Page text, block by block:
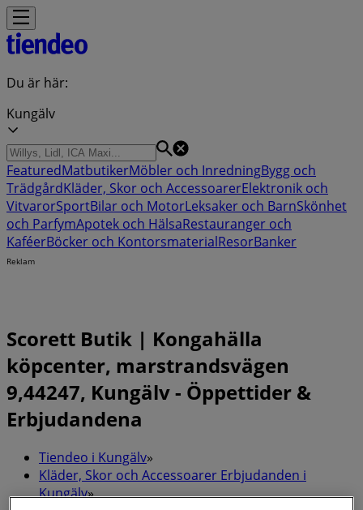
Du är här:
Kungälv
FeaturedMatbutikerMöbler och InredningBygg och
TrädgårdKläder, Skor och AccessoarerElektronik och
VitvarorSportBilar och MotorLeksaker och BarnSkönhet
och ParfymApotek och HälsaRestauranger och
KaféerBöcker och KontorsmaterialResorBanker
Reklam
Scorett Butik | Kongahälla
köpcenter, marstrandsvägen
9,44247, Kungälv - Öppettider &
Erbjudandena
Tiendeo i Kungälv»
Kläder, Skor och Accessoarer Erbjudanden i
Kungälv»